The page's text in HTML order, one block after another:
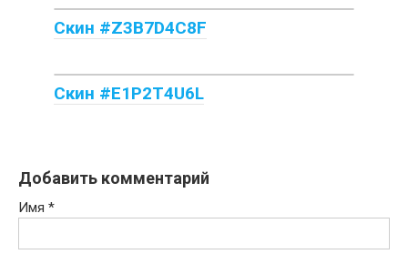
Скин #Z3B7D4C8F
Скин #E1P2T4U6L
Добавить комментарий
Имя *